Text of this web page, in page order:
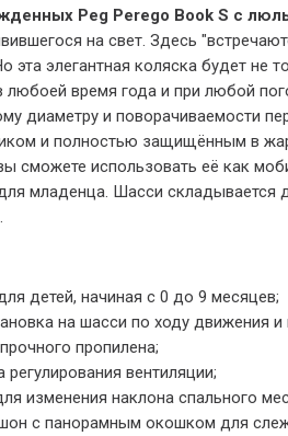
Peg Perego Book S с
на свет. Здесь
эта элегантная коляска будет
время года и при любой
диаметру и поворачиваемости
и полностью защищённым в
сможете использовать её как
младенца. Шасси
детей, начиная с 0 до 9 месяцев;
на шасси по ходу движения и
пропилена;
регулирования вентиляции;
изменения наклона спального
с панорамным окошком для